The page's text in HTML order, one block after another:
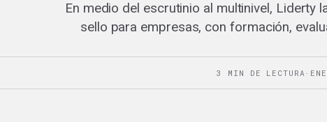
En medio del escrutinio al multinivel, Liderty
sello para empresas, con formación,
3 MIN DE LECTURA ·